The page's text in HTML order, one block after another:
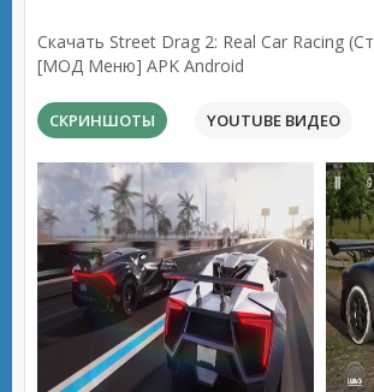
Скачать Street Drag 2: Real Car Racing
[МОД Меню] APK Android
СКРИНШОТЫ YOUTUBE ВИДЕО